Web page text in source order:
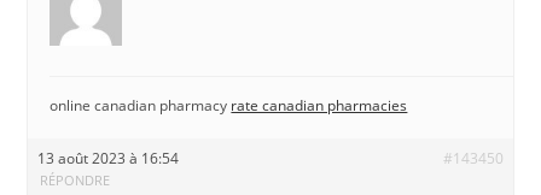
online canadian pharmacy rate canadian pharmacies
13 août 2023 à 16:54 #143450
RÉPONDRE